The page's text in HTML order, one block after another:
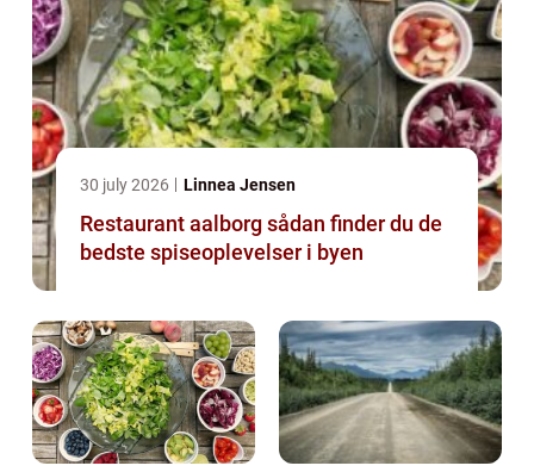
30 july 2026 Linnea Jensen
Restaurant aalborg sådan finder du de
bedste spiseoplevelser i byen